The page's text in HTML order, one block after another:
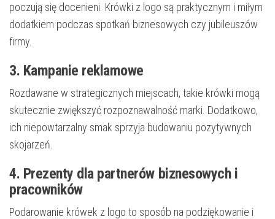
poczują się docenieni. Krówki z logo są praktycznym i miłym
dodatkiem podczas spotkań biznesowych czy jubileuszów
firmy.
3. Kampanie reklamowe
Rozdawane w strategicznych miejscach, takie krówki mogą
skutecznie zwiększyć rozpoznawalność marki. Dodatkowo,
ich niepowtarzalny smak sprzyja budowaniu pozytywnych
skojarzeń.
4. Prezenty dla partnerów biznesowych i
pracowników
Podarowanie krówek z logo to sposób na podziękowanie i